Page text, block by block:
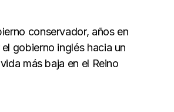
conservador, años en
gobierno inglés hacia un
más baja en el Reino